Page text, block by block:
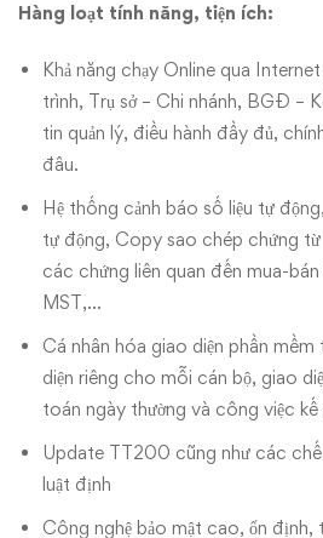
Hàng loạt tính năng, tiện ích:
Khả năng chạy Online qua
trình, Trụ sở – Chi nhánh, BGĐ –
tin quản lý, điều hành đầy đủ,
đâu.
Hệ thống cảnh báo số liệu tự
tự động, Copy sao chép chứng
các chứng liên quan đến mua-
MST,…
Cá nhân hóa giao diện phần
diện riêng cho mỗi cán bộ, giao
toán ngày thường và công việc
Update TT200 cũng như các
luật định
Công nghệ bảo mật cao, ổn định,